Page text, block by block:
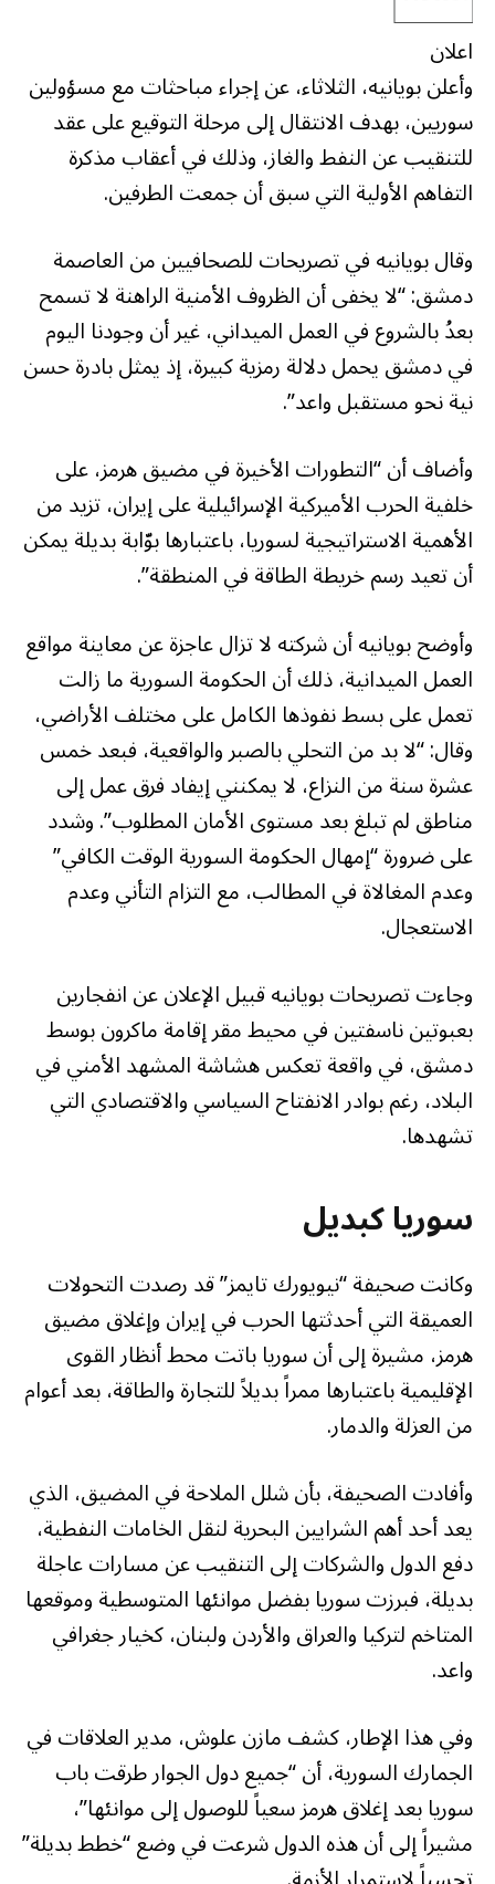
اعلان
وأعلن بويانيه، الثلاثاء، عن إجراء مباحثات مع مسؤولين
سوريين، بهدف الانتقال إلى مرحلة التوقيع على عقد
للتنقيب عن النفط والغاز، وذلك في أعقاب مذكرة
التفاهم الأولية التي سبق أن جمعت الطرفين.
وقال بويانيه في تصريحات للصحافيين من العاصمة
دمشق: “لا يخفى أن الظروف الأمنية الراهنة لا تسمح
بعدُ بالشروع في العمل الميداني، غير أن وجودنا اليوم
في دمشق يحمل دلالة رمزية كبيرة، إذ يمثل بادرة حسن
نية نحو مستقبل واعد”.
وأضاف أن “التطورات الأخيرة في مضيق هرمز، على
خلفية الحرب الأميركية الإسرائيلية على إيران، تزيد من
الأهمية الاستراتيجية لسوريا، باعتبارها بوّابة بديلة يمكن
أن تعيد رسم خريطة الطاقة في المنطقة”.
وأوضح بويانيه أن شركته لا تزال عاجزة عن معاينة مواقع
العمل الميدانية، ذلك أن الحكومة السورية ما زالت
تعمل على بسط نفوذها الكامل على مختلف الأراضي،
وقال: “لا بد من التحلي بالصبر والواقعية، فبعد خمس
عشرة سنة من النزاع، لا يمكنني إيفاد فرق عمل إلى
مناطق لم تبلغ بعد مستوى الأمان المطلوب”. وشدد
على ضرورة “إمهال الحكومة السورية الوقت الكافي”
وعدم المغالاة في المطالب، مع التزام التأني وعدم
الاستعجال.
وجاءت تصريحات بويانيه قبيل الإعلان عن انفجارين
بعبوتين ناسفتين في محيط مقر إقامة ماكرون بوسط
دمشق، في واقعة تعكس هشاشة المشهد الأمني في
البلاد، رغم بوادر الانفتاح السياسي والاقتصادي التي
تشهدها.
سوريا كبديل
وكانت صحيفة “نيويورك تايمز” قد رصدت التحولات
العميقة التي أحدثتها الحرب في إيران وإغلاق مضيق
هرمز، مشيرة إلى أن سوريا باتت محط أنظار القوى
الإقليمية باعتبارها ممراً بديلاً للتجارة والطاقة، بعد أعوام
من العزلة والدمار.
وأفادت الصحيفة، بأن شلل الملاحة في المضيق، الذي
يعد أحد أهم الشرايين البحرية لنقل الخامات النفطية،
دفع الدول والشركات إلى التنقيب عن مسارات عاجلة
بديلة، فبرزت سوريا بفضل موانئها المتوسطية وموقعها
المتاخم لتركيا والعراق والأردن ولبنان، كخيار جغرافي
واعد.
وفي هذا الإطار، كشف مازن علوش، مدير العلاقات في
الجمارك السورية، أن “جميع دول الجوار طرقت باب
سوريا بعد إغلاق هرمز سعياً للوصول إلى موانئها”،
مشيراً إلى أن هذه الدول شرعت في وضع “خطط بديلة”